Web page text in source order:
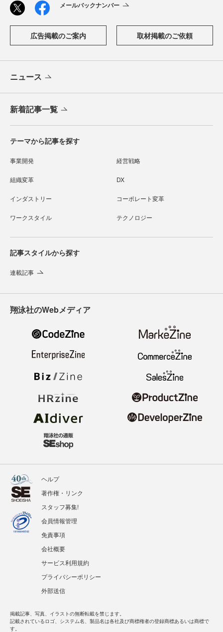
メールバックナンバー
広告掲載のご案内 取材掲載のご依頼
ニュース
新着記事一覧
テーマから記事を探す
事業開発 経営戦略
組織変革 DX
インダストリー コーポレート変革
ワークスタイル テクノロジー
記事スタイルから探す
連載記事
翔泳社のWebメディア
ヘルプ
著作権・リンク
スタッフ募集!
会員情報管理
免責事項
会社概要
サービス利用規約
プライバシーポリシー
外部送信
掲載記事、写真、イラストの無断転載を禁じます。
記載されているロゴ、システム名、製品名は各社及び商標権者の登録商標あるいは商標で
す。